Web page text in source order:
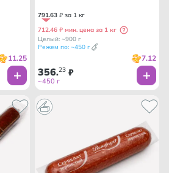
11.25
791.63 ₽ за 1 кг
712.46 ₽ мин. цена за 1 кг
Целый: ~900 г
Режем по: ~450 г
7.12
356.23 ₽
~450 г